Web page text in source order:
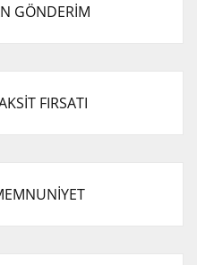
GÖNDERİM
FIRSATI